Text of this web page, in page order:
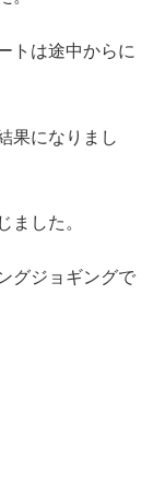
トは途中からに
果になりまし
ました。
グジョギングで